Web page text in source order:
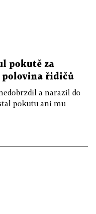
pokutě za
polovina řidičů
a narazil do
pokutu ani mu